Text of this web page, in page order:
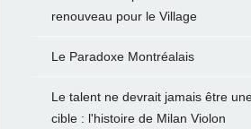
renouveau pour le Village
Le Paradoxe Montréalais
Le talent ne devrait jamais être
cible : l'histoire de Milan Violon